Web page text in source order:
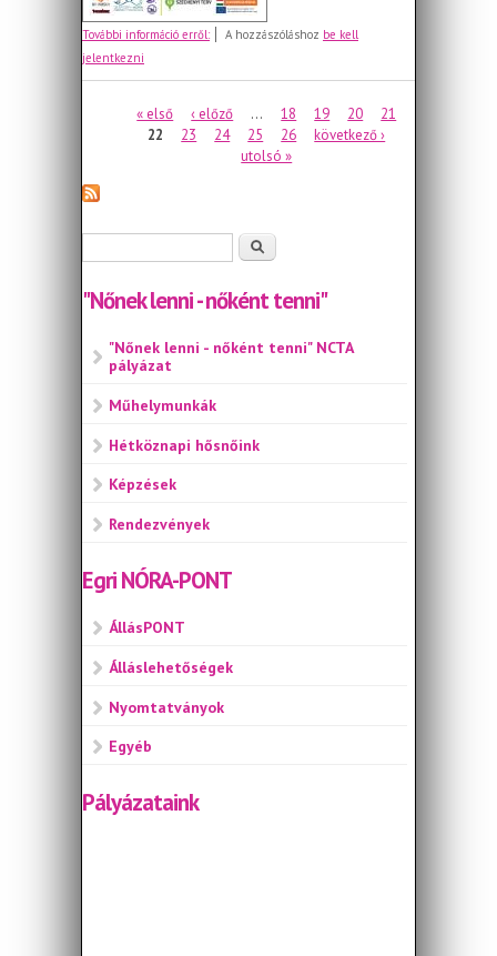
További információ erről:Április 22: Eger – Érsekkert „Tekerjetek
A hozzászóláshoz be kell
jelentkezni
Oldalak« első ‹ előző … 18 19 20
21
22
23 24 25 26
következő ›
utolsó »
Keresés
"Nőnek lenni - nőként tenni"
"Nőnek lenni - nőként tenni" NCTA
pályázat
Műhelymunkák
Hétköznapi hősnőink
Képzések
Rendezvények
Egri NÓRA-PONT
ÁllásPONT
Álláslehetőségek
Nyomtatványok
Egyéb
Pályázataink